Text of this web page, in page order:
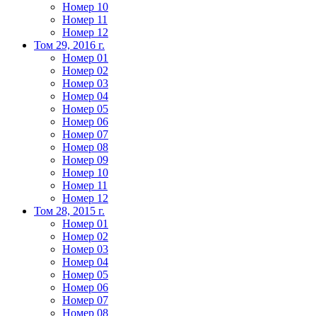
Номер 10
Номер 11
Номер 12
Том 29, 2016 г.
Номер 01
Номер 02
Номер 03
Номер 04
Номер 05
Номер 06
Номер 07
Номер 08
Номер 09
Номер 10
Номер 11
Номер 12
Том 28, 2015 г.
Номер 01
Номер 02
Номер 03
Номер 04
Номер 05
Номер 06
Номер 07
Номер 08